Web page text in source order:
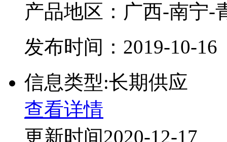
产品地区：广西-南宁-
发布时间：2019-10-16
信息类型:长期供应
查看详情
更新时间2020-12-17